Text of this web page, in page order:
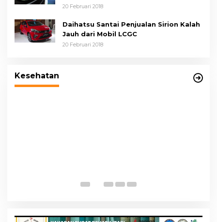
20 Februari 2018
Daihatsu Santai Penjualan Sirion Kalah
Jauh dari Mobil LCGC
20 Februari 2018
Kesehatan